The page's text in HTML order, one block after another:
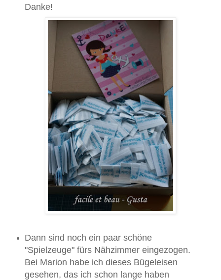
Danke!
Dann sind noch ein paar schöne
"Spielzeuge" fürs Nähzimmer eingezogen.
Bei Marion habe ich dieses Bügeleisen
gesehen, das ich schon lange haben